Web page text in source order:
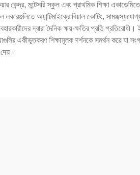
কেন্দ্র, মন্টেসরি স্কুল এবং প্রাথমিক শিক্ষা
অ্যান্টিমাইক্রোবিয়াল কোটিং,
দ্বারা দৈনিক ক্ষয়-ক্ষতির প্রতি প্রতিরোধী।
একীভূতকরণ শিক্ষামূলক দর্শনকে সমর্থন করে যা